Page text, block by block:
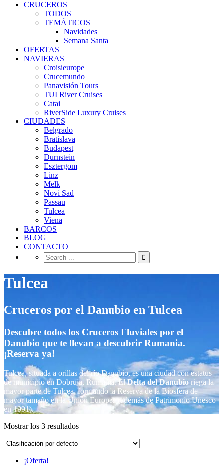
CRUCEROS
TODOS
TEMÁTICOS
Navidades
Semana Santa
OFERTAS
NAVIERAS
Croisieurope
Crucemundo
Panavisión Tours
TUI River Cruises
Catai
RiverSide Luxury Cruises
CIUDADES
Belgrado
Bratislava
Budapest
Durnstein
Esztergom
Linz
Melk
Novi Sad
Passau
Tulcea
Viena
BARCOS
BLOG
CONTACTO
Tulcea
Cruceros por el Danubio en Tulcea
Descubre todos los Cruceros Fluviales por el
Danubio que te llevan a descubrir Rumania.
¡Reserva ya!
Tulcea, situada a orillas del río Danubio, es una ciudad con estatus
de municipio en Dobruja, Rumania. ElDelta del Danubio riega la
mayor parte de Tulcea, formando la Reserva de la Biosfera de
mayor tamaño en la Unión Europea (además de Patrimonio Unesco
en 1991).
Mostrar los 3 resultados
¡Oferta!